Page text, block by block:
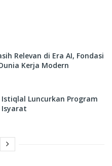
Relevan di Era AI, Fondasi
Kerja Modern
Luncurkan Program
Isyarat